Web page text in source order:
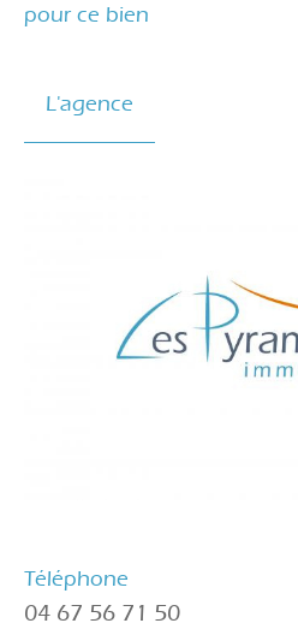
pour ce bien
L'agence
Téléphone
04 67 56 71 50